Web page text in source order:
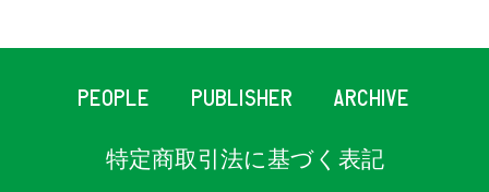
PEOPLE PUBLISHER ARCHIVE
特定商取引法に基づく表記